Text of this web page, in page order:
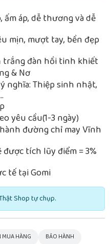
ấm áp, dễ thương và dễ
mịn, mượt tay, bền đẹp
trắng đàn hồi tinh khiết
& Nơ
nghĩa: Thiệp sinh nhật,
yêu cầu(1-3 ngày)
đường chỉ may Vĩnh
được tích lũy điểm = 3%
tế tại Gomi
Shop tự chụp.
HÀNG BẢO HÀNH